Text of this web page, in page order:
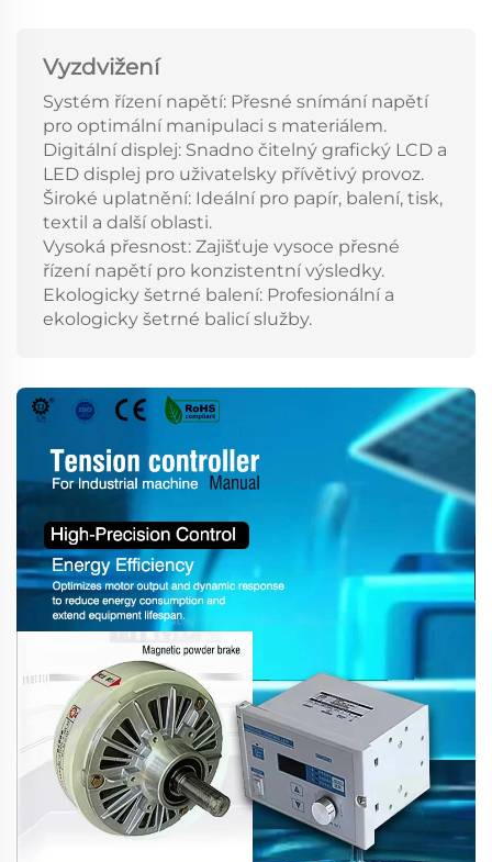
Vyzdvižení
Systém řízení napětí: Přesné snímání napětí
pro optimální manipulaci s materiálem.
Digitální displej: Snadno čitelný grafický LCD a
LED displej pro uživatelsky přívětivý provoz.
Široké uplatnění: Ideální pro papír, balení, tisk,
textil a další oblasti.
Vysoká přesnost: Zajišťuje vysoce přesné
řízení napětí pro konzistentní výsledky.
Ekologicky šetrné balení: Profesionální a
ekologicky šetrné balicí služby.